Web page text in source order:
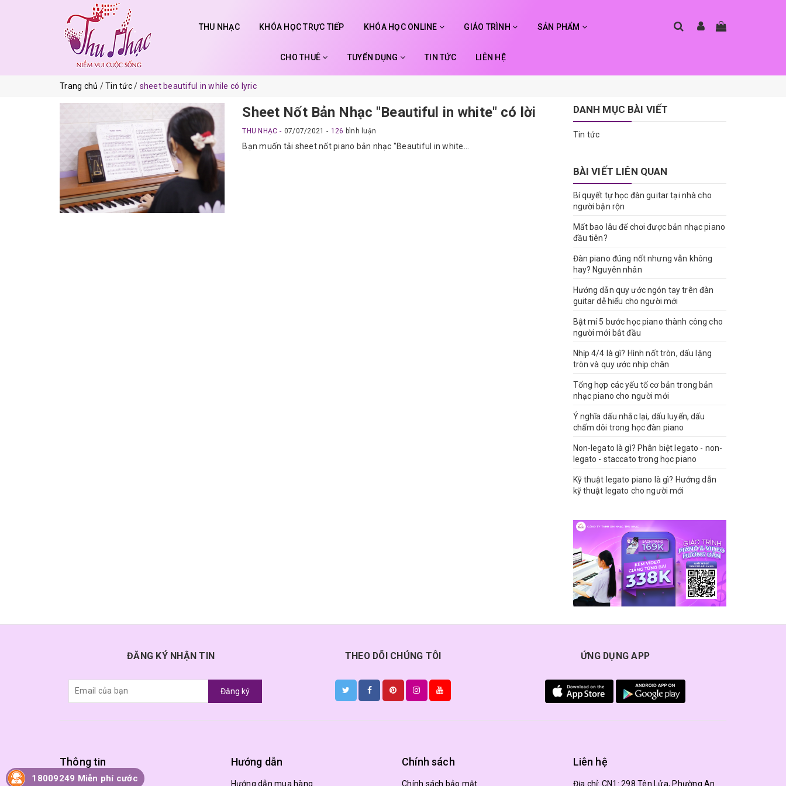
THU NHẠC KHÓA HỌC TRỰC TIẾP KHÓA HỌC ONLINE GIÁO TRÌNH SẢN PHẨM
CHO THUÊ TUYỂN DỤNG TIN TỨC LIÊN HỆ
Trang chủ Tin tức sheet beautiful in while có lyric
Sheet Nốt Bản Nhạc "Beautiful in white" có lời
THU NHẠC 07/07/2021 126 bình luận
Bạn muốn tải sheet nốt piano bản nhạc "Beautiful in white...
DANH MỤC BÀI VIẾT
Tin tức
BÀI VIẾT LIÊN QUAN
Bí quyết tự học đàn guitar tại nhà cho
người bận rộn
Mất bao lâu để chơi được bản nhạc piano
đầu tiên?
Đàn piano đúng nốt nhưng vẫn không
hay? Nguyên nhân
Hướng dẫn quy ước ngón tay trên đàn
guitar dễ hiểu cho người mới
Bật mí 5 bước học piano thành công cho
người mới bắt đầu
Nhịp 4/4 là gì? Hình nốt tròn, dấu lặng
tròn và quy ước nhịp chân
Tổng hợp các yếu tố cơ bản trong bản
nhạc piano cho người mới
Ý nghĩa dấu nhắc lại, dấu luyến, dấu
chấm dôi trong học đàn piano
Non-legato là gì? Phân biệt legato - non-
legato - staccato trong học piano
Kỹ thuật legato piano là gì? Hướng dẫn
kỹ thuật legato cho người mới
ĐĂNG KÝ NHẬN TIN
Đăng ký
THEO DÕI CHÚNG TÔI ỨNG DỤNG APP
Thông tin
Trang chủ
Hướng dẫn
Hướng dẫn mua hàng
Chính sách
Chính sách bảo mật
Liên hệ
Địa chỉ: CN1: 298 Tên Lửa, Phường An
18009249 Miễn phí cước